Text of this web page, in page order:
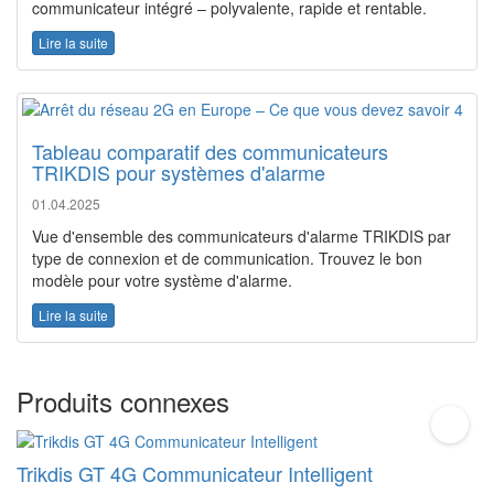
communicateur intégré – polyvalente, rapide et rentable.
Lire la suite
Tableau comparatif des communicateurs
TRIKDIS pour systèmes d'alarme
01.04.2025
Vue d'ensemble des communicateurs d'alarme TRIKDIS par
type de connexion et de communication. Trouvez le bon
modèle pour votre système d'alarme.
Lire la suite
Produits connexes
Trikdis GT 4G Communicateur Intelligent